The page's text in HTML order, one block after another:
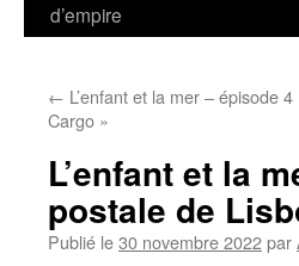
d’empire
← L’enfant et la mer – épisode
Cargo »
L’enfant et la
postale de
Publié le30 novembre 2022par